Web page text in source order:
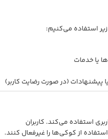
استفاده می‌کنیم:
یا خدمات
پیشنهادات (در صورت رضایت کاربر)
استفاده می‌کند. کاربران
از کوکی‌ها را غیرفعال کنند.